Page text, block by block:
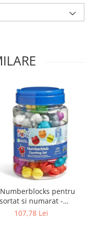
pentru
sortat si numarat -
Numberblob
107,78 Lei